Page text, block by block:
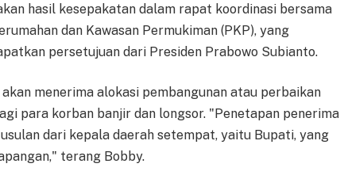
hasil kesepakatan dalam rapat koordinasi bersama
dan Kawasan Permukiman (PKP), yang
persetujuan dari Presiden Prabowo Subianto.
menerima alokasi pembangunan atau perbaikan
para korban banjir dan longsor. "Penetapan penerima
dari kepala daerah setempat, yaitu Bupati, yang
terang Bobby.